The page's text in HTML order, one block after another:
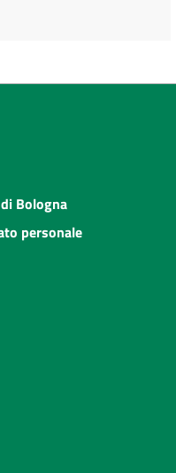
Bologna
personale